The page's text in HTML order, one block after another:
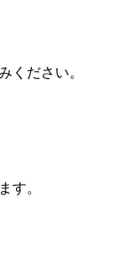
ください。
す。